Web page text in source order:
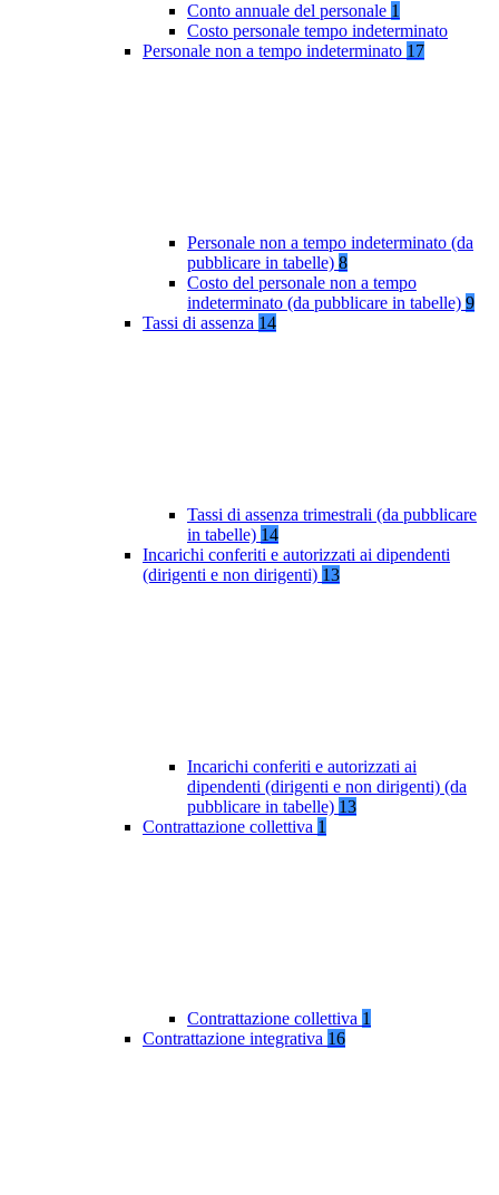
Conto annuale del personale 1
Costo personale tempo indeterminato
Personale non a tempo indeterminato 17
Personale non a tempo indeterminato (da
pubblicare in tabelle) 8
Costo del personale non a tempo
indeterminato (da pubblicare in tabelle) 9
Tassi di assenza 14
Tassi di assenza trimestrali (da pubblicare
in tabelle) 14
Incarichi conferiti e autorizzati ai dipendenti
(dirigenti e non dirigenti) 13
Incarichi conferiti e autorizzati ai
dipendenti (dirigenti e non dirigenti) (da
pubblicare in tabelle) 13
Contrattazione collettiva 1
Contrattazione collettiva 1
Contrattazione integrativa 16